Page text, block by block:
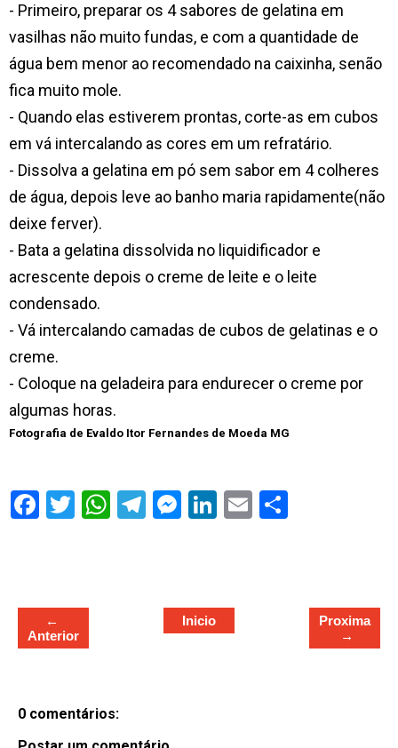
- Primeiro, preparar os 4 sabores de gelatina em
vasilhas não muito fundas, e com a quantidade de
água bem menor ao recomendado na caixinha, senão
fica muito mole.
- Quando elas estiverem prontas, corte-as em cubos
em vá intercalando as cores em um refratário.
- Dissolva a gelatina em pó sem sabor em 4 colheres
de água, depois leve ao banho maria rapidamente(não
deixe ferver).
- Bata a gelatina dissolvida no liquidificador e
acrescente depois o creme de leite e o leite
condensado.
- Vá intercalando camadas de cubos de gelatinas e o
creme.
- Coloque na geladeira para endurecer o creme por
algumas horas.
Fotografia de Evaldo Itor Fernandes de Moeda MG
←
Anterior
Proxima
→
Inicio
0 comentários: